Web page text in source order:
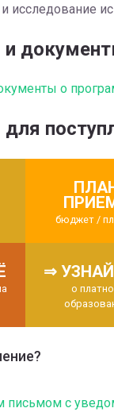
исследование
о
бюджет /
⇒
о
письмом с